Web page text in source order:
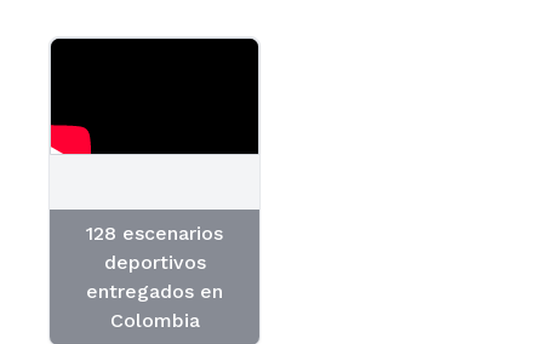
128 escenarios
deportivos
entregados en
Colombia